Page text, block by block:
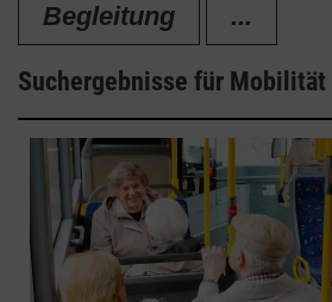
Begleitung ...
Suchergebnisse für Mobilität